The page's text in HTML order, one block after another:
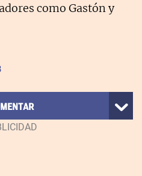
como Gastón y